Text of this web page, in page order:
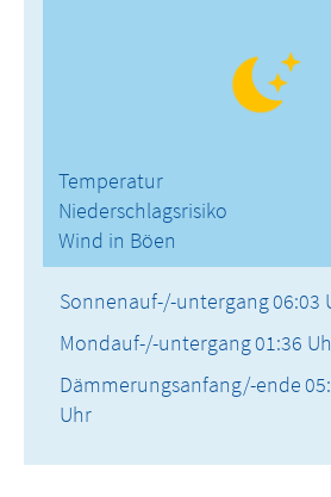
Temperatur
Niederschlagsrisiko
Wind in Böen
Sonnenauf-/-untergang06:03
Mondauf-/-untergang01:36
Dämmerungsanfang/-ende
Uhr